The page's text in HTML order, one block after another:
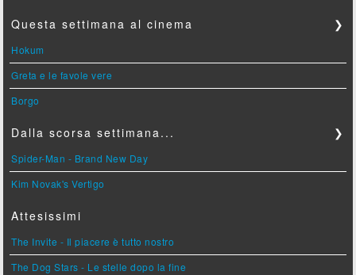
Questa settimana al cinema ❯
Hokum
Greta e le favole vere
Borgo
Dalla scorsa settimana... ❯
Spider-Man - Brand New Day
Kim Novak's Vertigo
Attesissimi
The Invite - Il piacere è tutto nostro
The Dog Stars - Le stelle dopo la fine